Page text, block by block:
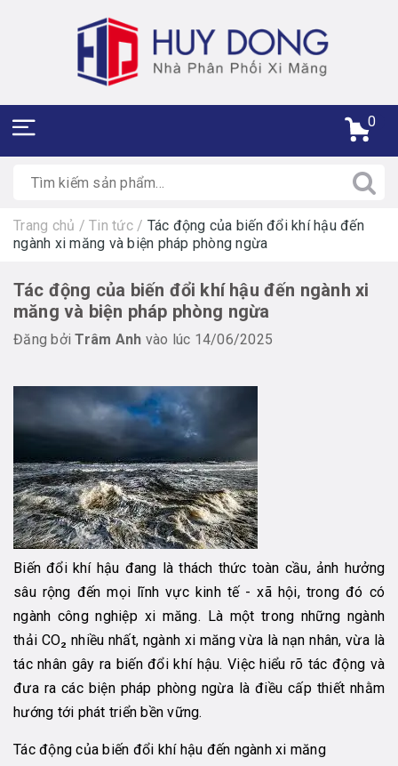
0
Trang chủ / Tin tức / Tác động của biến đổi khí hậu đến
ngành xi măng và biện pháp phòng ngừa
Tác động của biến đổi khí hậu đến ngành xi
măng và biện pháp phòng ngừa
Đăng bởiTrâm Anh vào lúc 14/06/2025
Biến đổi khí hậu đang là thách thức toàn cầu, ảnh hưởng
sâu rộng đến mọi lĩnh vực kinh tế - xã hội, trong đó có
ngành công nghiệp xi măng. Là một trong những ngành
thải CO₂ nhiều nhất, ngành xi măng vừa là nạn nhân, vừa là
tác nhân gây ra biến đổi khí hậu. Việc hiểu rõ tác động và
đưa ra các biện pháp phòng ngừa là điều cấp thiết nhằm
hướng tới phát triển bền vững.
Tác động của biến đổi khí hậu đến ngành xi măng